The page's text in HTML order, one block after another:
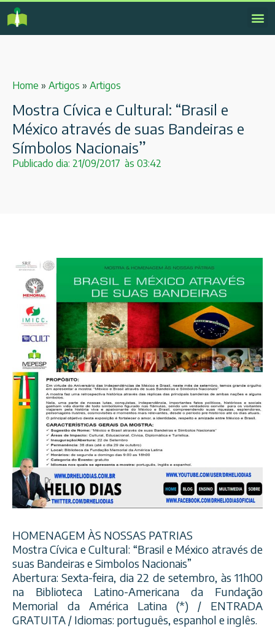
Home » Artigos » Artigos
Mostra Cívica e Cultural: “Brasil e
México através de suas Bandeiras e
Símbolos Nacionais”
Publicado dia: 21/09/2017 às 03:42
HOMENAGEM ÀS NOSSAS PATRIAS
Mostra Cívica e Cultural: “Brasil e México através de
suas Bandeiras e Simbolos Nacionais”
Abertura: Sexta-feira, dia 22 de setembro, às 11h00
na Biblioteca Latino-Americana da Fundação
Memorial da América Latina (*) / ENTRADA
GRATUITA / Idiomas: português, espanhol e inglês.